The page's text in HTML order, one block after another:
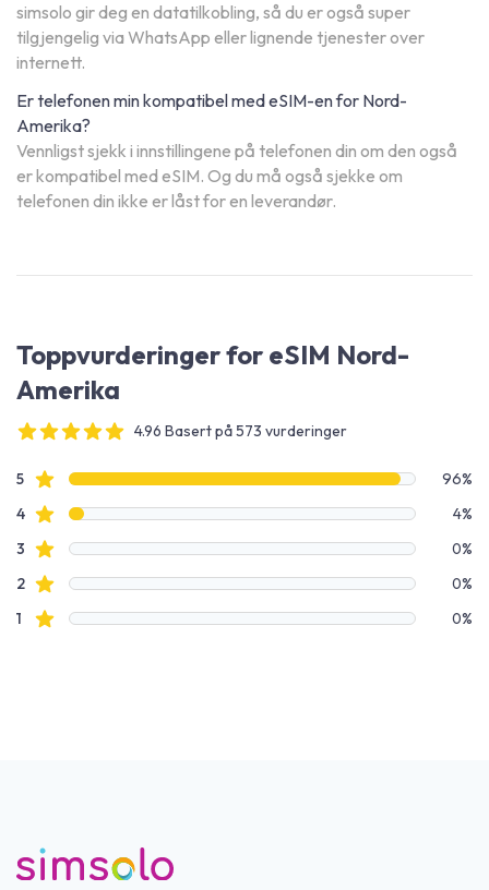
simsolo gir deg en datatilkobling, så du er også super
tilgjengelig via WhatsApp eller lignende tjenester over
internett.
Er telefonen min kompatibel med eSIM-en for Nord-
Amerika?
Vennligst sjekk i innstillingene på telefonen din om den også
er kompatibel med eSIM. Og du må også sjekke om
telefonen din ikke er låst for en leverandør.
Toppvurderinger for eSIM Nord-
Amerika
4.96 Basert på 573 vurderinger
Vurderingsdata
5Stjernevurderinger
96%
4Stjernevurderinger
4%
3 Stjernevurderinger
0%
2Stjernevurderinger
0%
1 Stjernevurderinger 0%